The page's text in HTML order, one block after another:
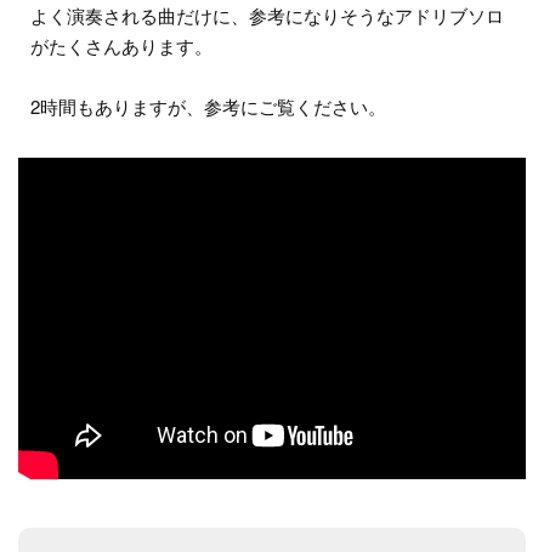
よく演奏される曲だけに、参考になりそうなアドリブソロ
がたくさんあります。
2時間もありますが、参考にご覧ください。